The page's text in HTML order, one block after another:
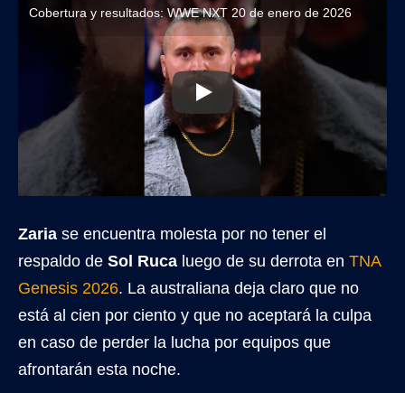
Cobertura y resultados: WWE NXT 20 de enero de 2026
Zaria se encuentra molesta por no tener el
respaldo de Sol Ruca luego de su derrota en TNA
Genesis 2026. La australiana deja claro que no
está al cien por ciento y que no aceptará la culpa
en caso de perder la lucha por equipos que
afrontarán esta noche.